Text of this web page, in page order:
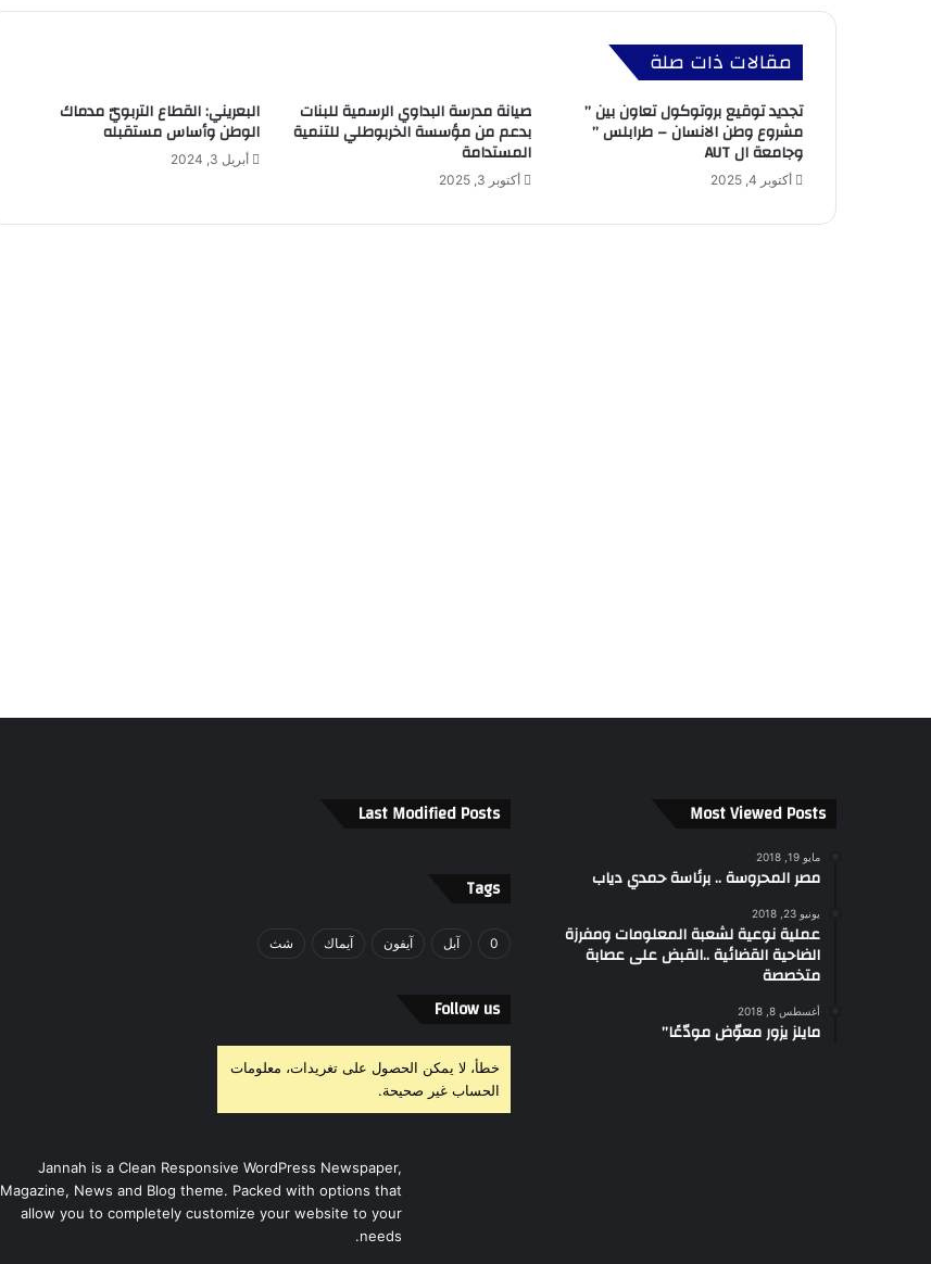
مقالات ذات صلة
تجديد توقيع بروتوكول تعاون بين ”
مشروع وطن الانسان – طرابلس ”
وجامعة ال AUT
أكتوبر 4, 2025
صيانة مدرسة البداوي الرسمية للبنات
بدعم من مؤسسة الخربوطلي للتنمية
المستدامة
أكتوبر 3, 2025
البعريني: القطاع التربويّ مدماك
الوطن وأساس مستقبله
أبريل 3, 2024
Most Viewed Posts
مايو 19, 2018
مصر المحروسة .. برئاسة حمدي دياب
يونيو 23, 2018
عملية نوعية لشعبة المعلومات ومفرزة
الضاحية القضائية ..القبض على عصابة
متخصصة
أغسطس 8, 2018
مايلز يزور معوّض مودّعًا”
Last Modified Posts
Tags
0 آبل آيفون آيماك شث
Follow us
خطأ، لا يمكن الحصول على تغريدات، معلومات
الحساب غير صحيحة.
Jannah is a Clean Responsive WordPress Newspaper,
Magazine, News and Blog theme. Packed with options that
allow you to completely customize your website to your
needs.